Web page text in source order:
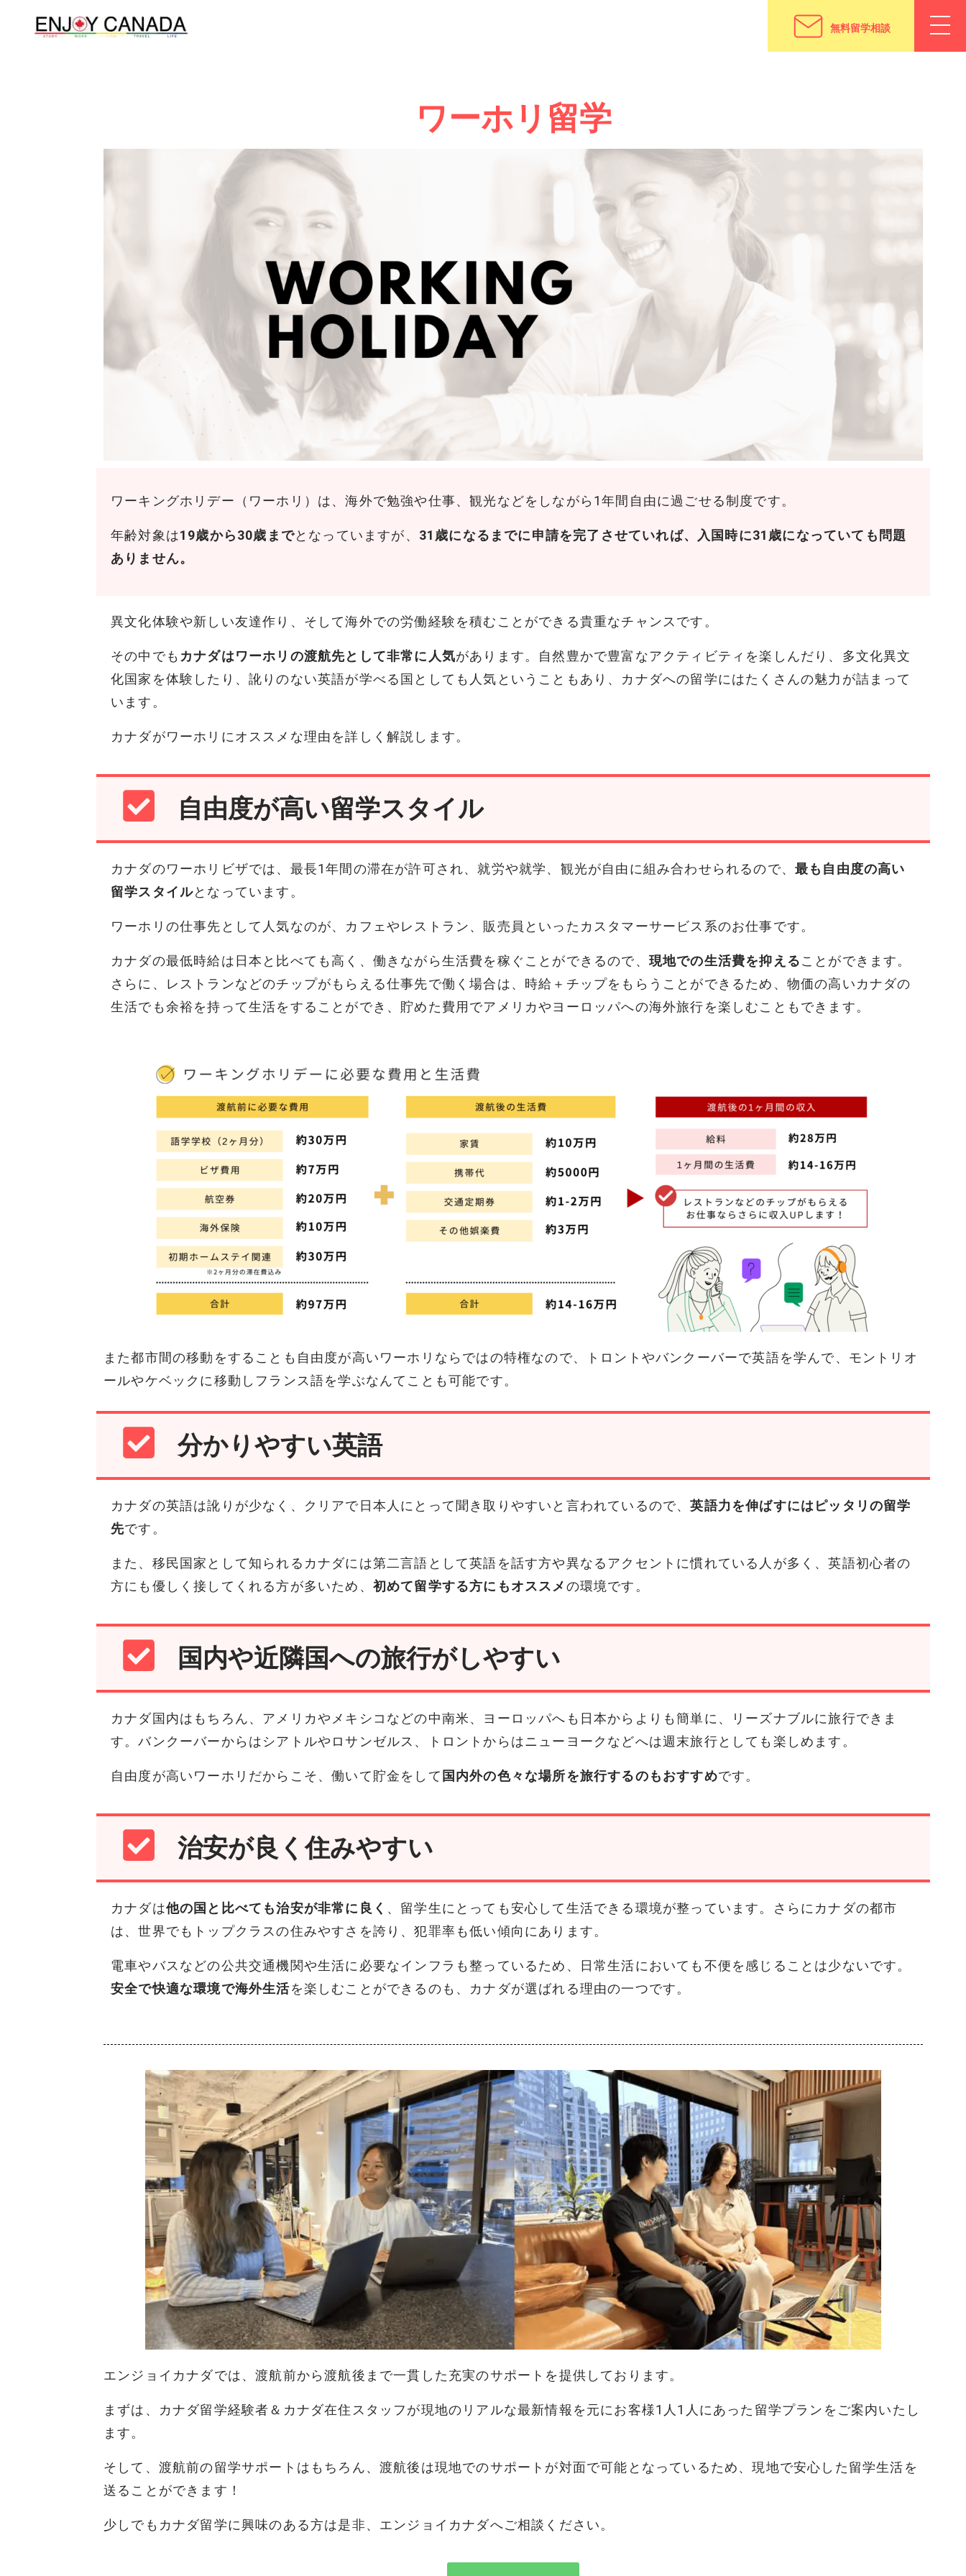
無料留学相談
ワーホリ留学
ワーキングホリデー（ワーホリ）は、海外で勉強や仕事、観光などをしながら1年間自由に過ごせる制度です。
年齢対象は19歳から30歳までとなっていますが、 31歳になるまでに申請を完了させていれば、入国時に31歳になっていても問題
ありません。
異文化体験や新しい友達作り、そして海外での労働経験を積むことができる貴重なチャンスです。
その中でも カナダはワーホリの渡航先として非常に人気があります。自然豊かで豊富なアクティビティを楽しんだり、多文化異文
化国家を体験したり、訛りのない英語が学べる国としても人気ということもあり、カナダへの留学にはたくさんの魅力が詰まって
います。
カナダがワーホリにオススメな理由を詳しく解説します。
自由度が高い留学スタイル
カナダのワーホリビザでは、最長1年間の滞在が許可され、就労や就学、観光が自由に組み合わせられるので、最も自由度の高い
留学スタイルとなっています。
ワーホリの仕事先として人気なのが、カフェやレストラン、販売員といったカスタマーサービス系のお仕事です。
カナダの最低時給は日本と比べても高く、働きながら生活費を稼ぐことができるので、 現地での生活費を抑えることができます。
さらに、レストランなどのチップがもらえる仕事先で働く場合は、時給＋チップをもらうことができるため、物価の高いカナダの
生活でも余裕を持って生活をすることができ、貯めた費用でアメリカやヨーロッパへの海外旅行を楽しむこともできます。
また都市間の移動をすることも自由度が高いワーホリならではの特権なので、トロントやバンクーバーで英語を学んで、モントリオ
ールやケベックに移動しフランス語を学ぶなんてことも可能です。
分かりやすい英語
カナダの英語は訛りが少なく、クリアで日本人にとって聞き取りやすいと言われているので、英語力を伸ばすにはピッタリの留学
先です。
また、移民国家として知られるカナダには第二言語として英語を話す方や異なるアクセントに慣れている人が多く、英語初心者の
方にも優しく接してくれる方が多いため、 初めて留学する方にもオススメの環境です。
国内や近隣国への旅行がしやすい
カナダ国内はもちろん、アメリカやメキシコなどの中南米、ヨーロッパへも日本からよりも簡単に、リーズナブルに旅行できま
す。バンクーバーからはシアトルやロサンゼルス、トロントからはニューヨークなどへは週末旅行としても楽しめます。
自由度が高いワーホリだからこそ、働いて貯金をして 国内外の色々な場所を旅行するのもおすすめです。
治安が良く住みやすい
カナダは他の国と比べても治安が非常に良く 、留学生にとっても安心して生活できる環境が整っています。さらにカナダの都市
は、世界でもトップクラスの住みやすさを誇り、犯罪率も低い傾向にあります。
電車やバスなどの公共交通機関や生活に必要なインフラも整っているため、日常生活においても不便を感じることは少ないです。
安全で快適な環境で海外生活を楽しむことができるのも、カナダが選ばれる理由の一つです。
エンジョイカナダでは、渡航前から渡航後まで一貫した充実のサポートを提供しております。
まずは、カナダ留学経験者＆カナダ在住スタッフが現地のリアルな最新情報を元にお客様1人1人にあった留学プランをご案内いたし
ます。
そして、渡航前の留学サポートはもちろん、渡航後は現地でのサポートが対面で可能となっているため、現地で安心した留学生活を
送ることができます！
少しでもカナダ留学に興味のある方は是非、エンジョイカナダへご相談ください。